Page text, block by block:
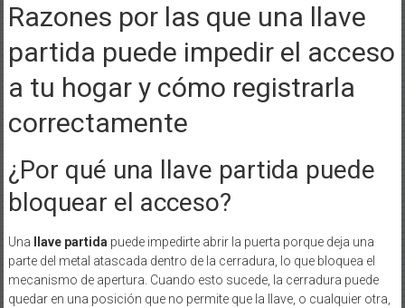
Razones por las que una llave
partida puede impedir el acceso
a tu hogar y cómo registrarla
correctamente
¿Por qué una llave partida puede
bloquear el acceso?
Una llave partidapuede impedirte abrir la puerta porque deja una
parte del metal atascada dentro de la cerradura, lo que bloquea el
mecanismo de apertura. Cuando esto sucede, la cerradura puede
quedar en una posición que no permite que la llave, o cualquier otra,